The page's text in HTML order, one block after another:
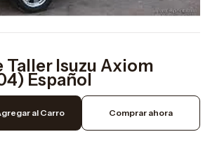
Taller Isuzu Axiom
Español
al Carro Comprar ahora